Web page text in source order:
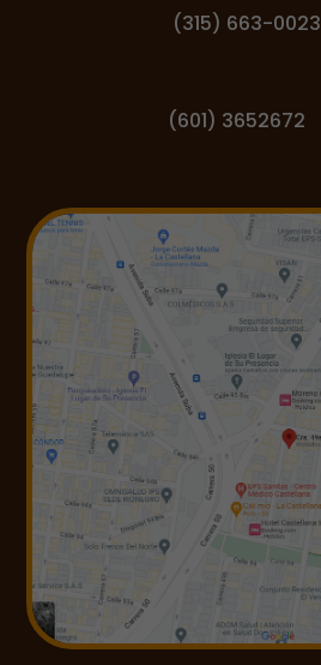
(315) 663-0023
(601) 3652672